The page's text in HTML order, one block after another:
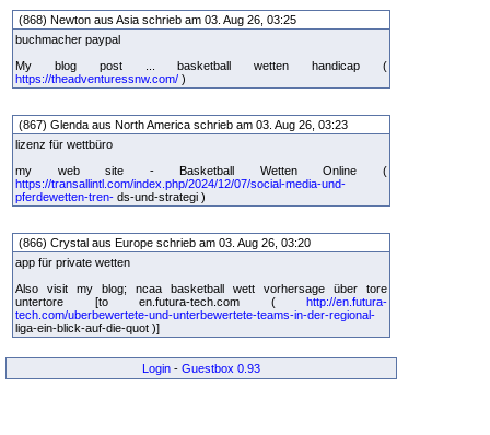
(868) Newton aus Asia schrieb am 03. Aug 26, 03:25
buchmacher paypal
My blog post ... basketball wetten handicap (
https://theadventuressnw.com/ )
(867) Glenda aus North America schrieb am 03. Aug 26, 03:23
lizenz für wettbüro
my web site - Basketball Wetten Online (
https://transallintl.com/index.php/2024/12/07/social-media-und-
pferdewetten-tren- ds-und-strategi )
(866) Crystal aus Europe schrieb am 03. Aug 26, 03:20
app für private wetten
Also visit my blog; ncaa basketball wett vorhersage über tore
untertore [to en.futura-tech.com ( http://en.futura-
tech.com/uberbewertete-und-unterbewertete-teams-in-der-regional-
liga-ein-blick-auf-die-quot )]
Login - Guestbox 0.93